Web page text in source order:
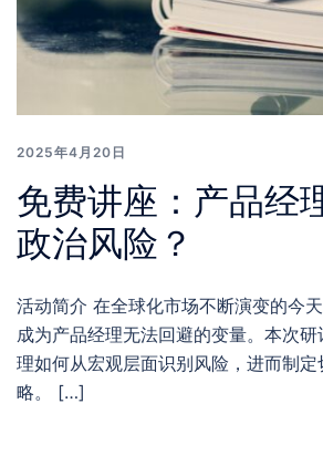
2025年4月20日
免费讲座：产品经
政治风险？
活动简介 在全球化市场不断演变的今
成为产品经理无法回避的变量。本次
理如何从宏观层面识别风险，进而制
略。 […]